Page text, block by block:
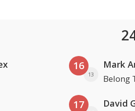
16
13
Mark
Belong
17 David